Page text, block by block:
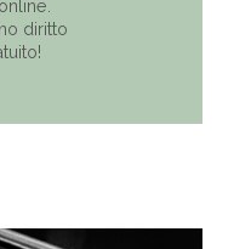
diritto